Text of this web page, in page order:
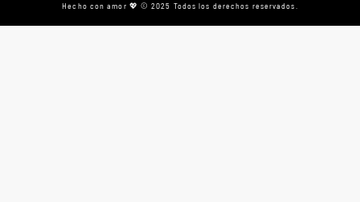
Hecho con amor 💖 © 2025 Todos los derechos reservados.